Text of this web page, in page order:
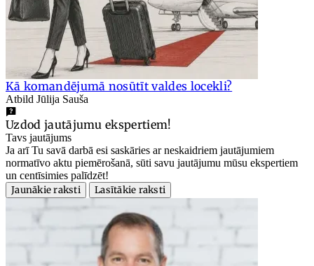
Kā komandējumā nosūtīt valdes locekli?
Atbild Jūlija Sauša
Uzdod jautājumu ekspertiem!
Tavs jautājums
Ja arī Tu savā darbā esi saskāries ar neskaidriem jautājumiem
normatīvo aktu piemērošanā, sūti savu jautājumu mūsu ekspertiem
un centīsimies palīdzēt!
Jaunākie raksti
Lasītākie raksti